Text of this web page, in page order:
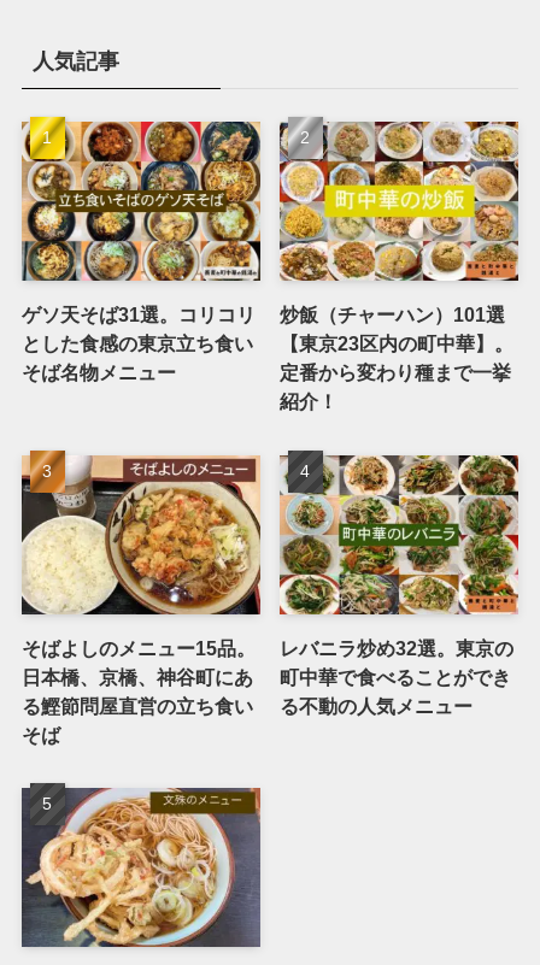
人気記事
ゲソ天そば31選。コリコリ
とした食感の東京立ち食い
そば名物メニュー
炒飯（チャーハン）101選
【東京23区内の町中華】。
定番から変わり種まで一挙
紹介！
そばよしのメニュー15品。
日本橋、京橋、神谷町にあ
る鰹節問屋直営の立ち食い
そば
レバニラ炒め32選。東京の
町中華で食べることができ
る不動の人気メニュー